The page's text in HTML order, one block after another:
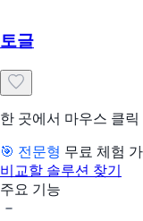
토글
한 곳에서 마우스 클
🎯 전문형 무료 체험
비교할 솔루션 찾기
주요 기능